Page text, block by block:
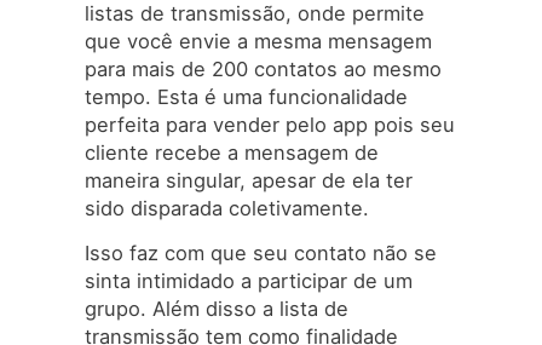
listas de transmissão, onde permite
que você envie a mesma mensagem
para mais de 200 contatos ao mesmo
tempo. Esta é uma funcionalidade
perfeita para vender pelo app pois seu
cliente recebe a mensagem de
maneira singular, apesar de ela ter
sido disparada coletivamente.
Isso faz com que seu contato não se
sinta intimidado a participar de um
grupo. Além disso a lista de
transmissão tem como finalidade